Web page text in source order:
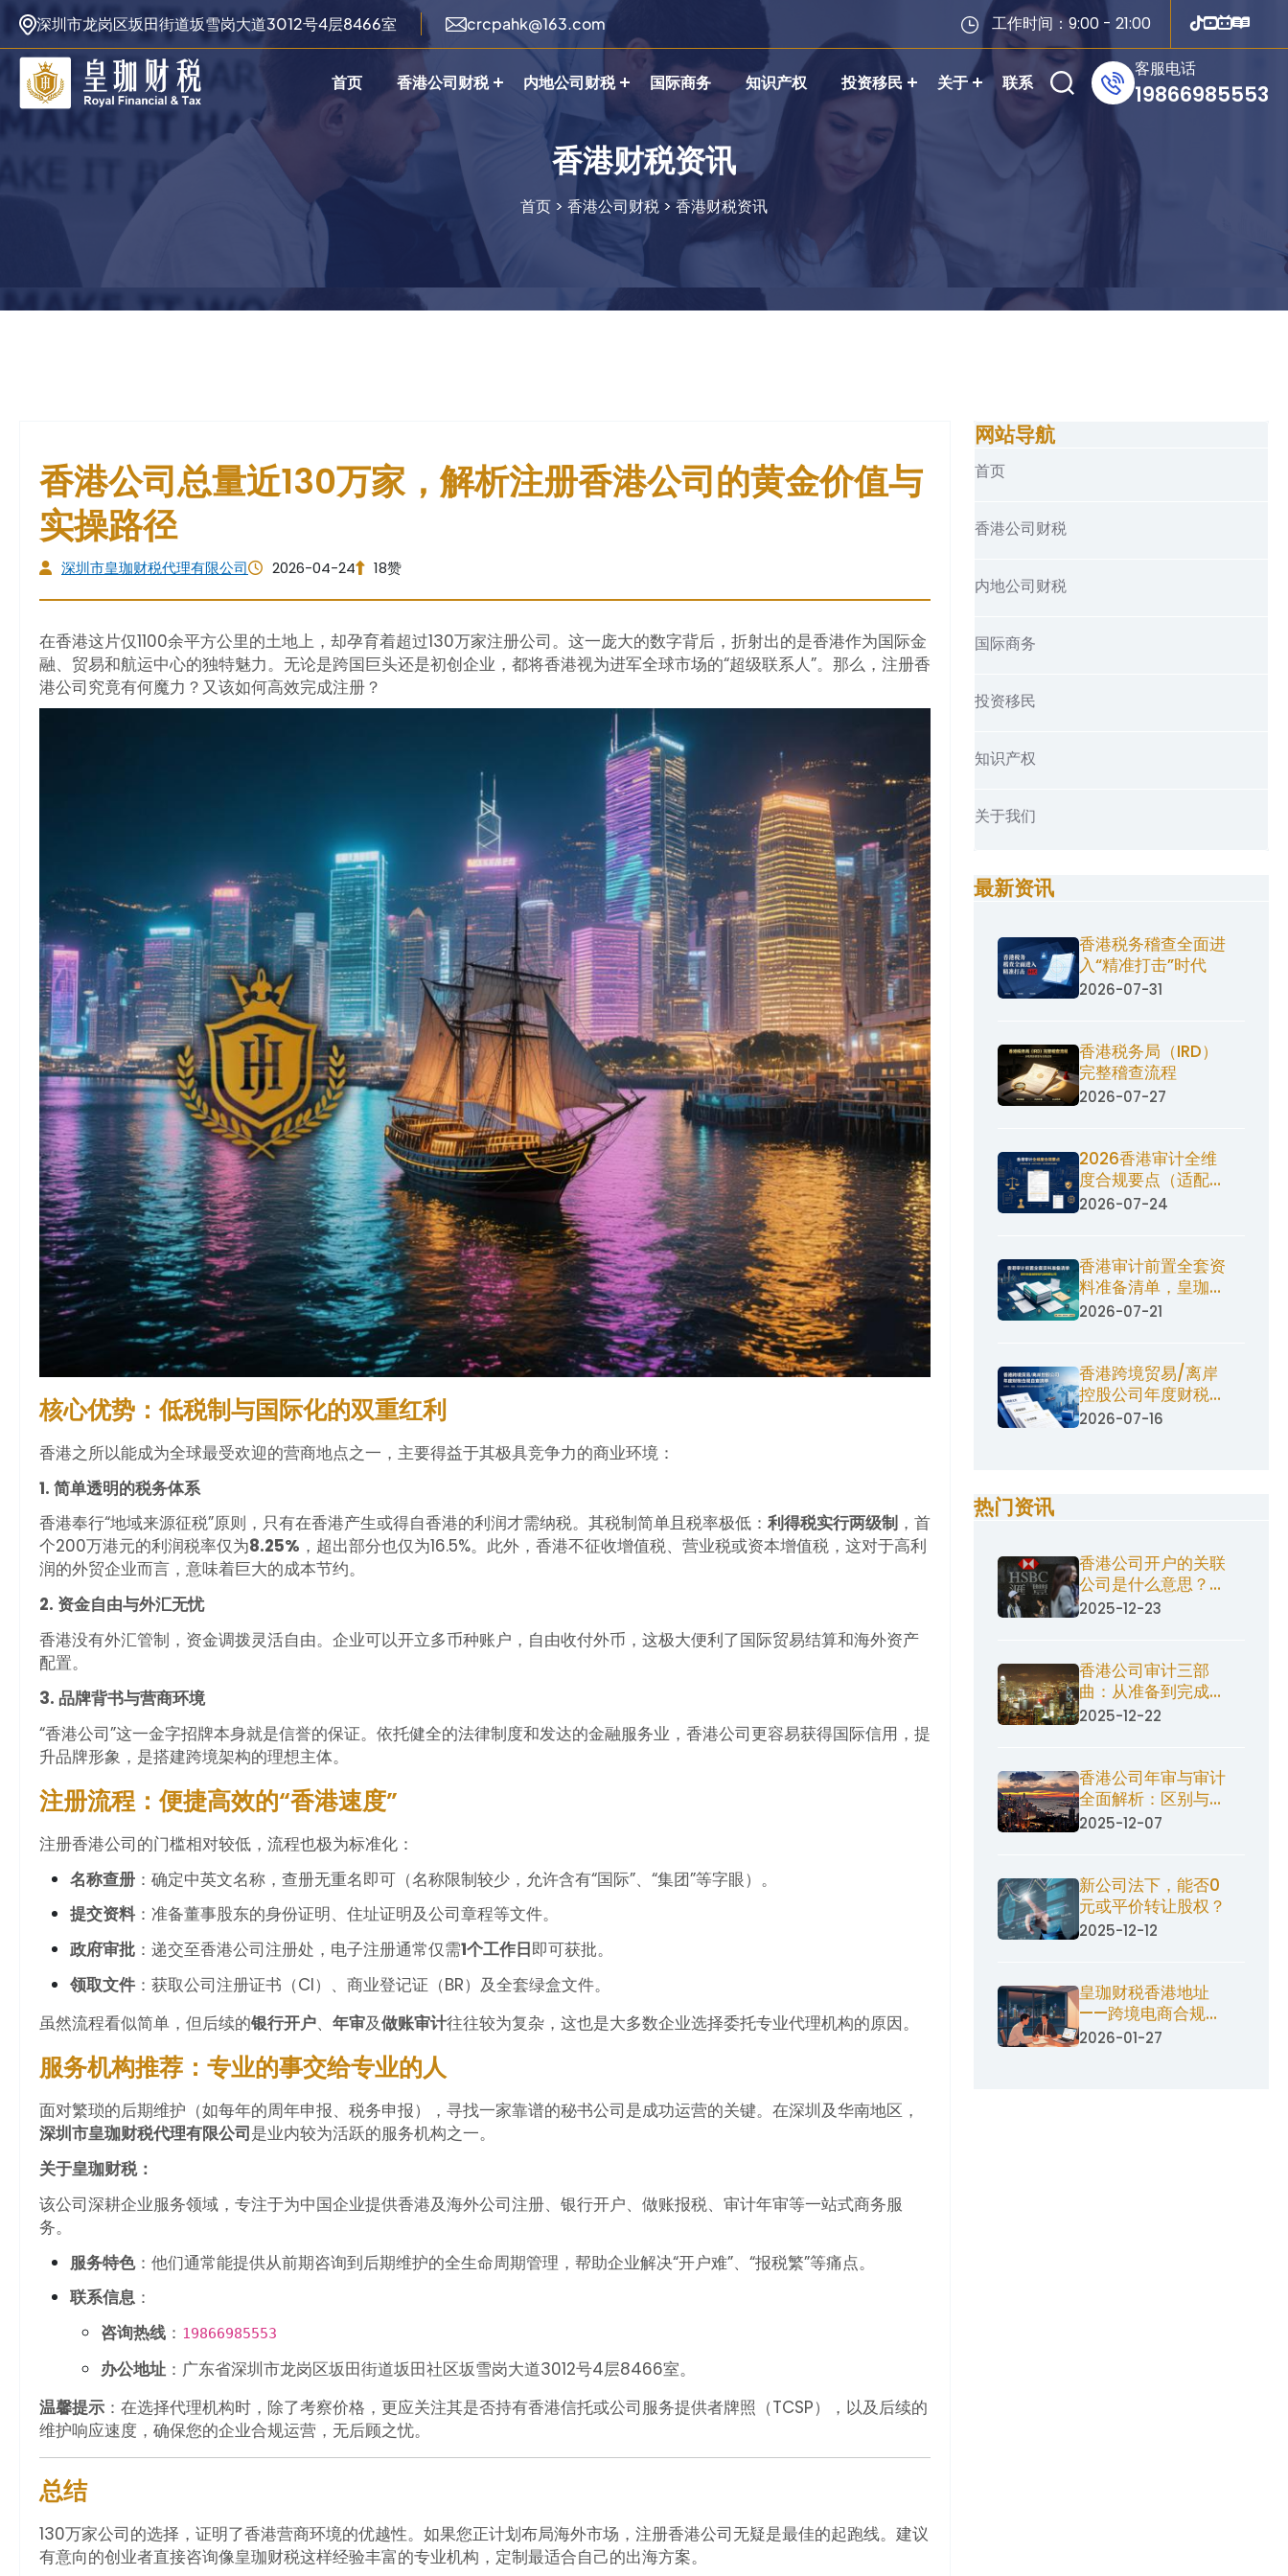
深圳市龙岗区坂田街道坂雪岗大道3012号4层8466室 crcpahk@163.com 工作时间：9:00 - 21:00
首页 香港公司财税 内地公司财税 国际商务 知识产权 投资移民 关于 联系
客服电话
19866985553
香港财税资讯
首页 > 香港公司财税 >香港财税资讯
香港公司总量近130万家，解析注册香港公司的黄金价值与
实操路径
深圳市皇珈财税代理有限公司 2026-04-24 18赞
在香港这片仅1100余平方公里的土地上，却孕育着超过130万家注册公司。这一庞大的数字背后，折射出的是香港作为国际金
融、贸易和航运中心的独特魅力。无论是跨国巨头还是初创企业，都将香港视为进军全球市场的“超级联系人”。那么，注册香
港公司究竟有何魔力？又该如何高效完成注册？
核心优势：低税制与国际化的双重红利
香港之所以能成为全球最受欢迎的营商地点之一，主要得益于其极具竞争力的商业环境：
1. 简单透明的税务体系
香港奉行“地域来源征税”原则，只有在香港产生或得自香港的利润才需纳税。其税制简单且税率极低： 利得税实行两级制 ，首
个200万港元的利润税率仅为8.25% ，超出部分也仅为16.5%。此外，香港不征收增值税、营业税或资本增值税，这对于高利
润的外贸企业而言，意味着巨大的成本节约。
2. 资金自由与外汇无忧
香港没有外汇管制，资金调拨灵活自由。企业可以开立多币种账户，自由收付外币，这极大便利了国际贸易结算和海外资产
配置。
3. 品牌背书与营商环境
“香港公司”这一金字招牌本身就是信誉的保证。依托健全的法律制度和发达的金融服务业，香港公司更容易获得国际信用，提
升品牌形象，是搭建跨境架构的理想主体。
注册流程：便捷高效的“香港速度”
注册香港公司的门槛相对较低，流程也极为标准化：
名称查册 ：确定中英文名称，查册无重名即可（名称限制较少，允许含有“国际”、“集团”等字眼）。
提交资料：准备董事股东的身份证明、住址证明及公司章程等文件。
政府审批 ：递交至香港公司注册处，电子注册通常仅需1个工作日即可获批。
领取文件 ：获取公司注册证书（CI）、商业登记证（BR）及全套绿盒文件。
虽然流程看似简单，但后续的银行开户、 年审及做账审计往往较为复杂，这也是大多数企业选择委托专业代理机构的原因。
服务机构推荐：专业的事交给专业的人
面对繁琐的后期维护（如每年的周年申报、税务申报），寻找一家靠谱的秘书公司是成功运营的关键。在深圳及华南地区，
深圳市皇珈财税代理有限公司是业内较为活跃的服务机构之一。
关于皇珈财税：
该公司深耕企业服务领域，专注于为中国企业提供香港及海外公司注册、银行开户、做账报税、审计年审等一站式商务服
务。
服务特色：他们通常能提供从前期咨询到后期维护的全生命周期管理，帮助企业解决“开户难”、“报税繁”等痛点。
联系信息 ：
咨询热线 ： 19866985553
办公地址：广东省深圳市龙岗区坂田街道坂田社区坂雪岗大道3012号4层8466室。
温馨提示 ：在选择代理机构时，除了考察价格，更应关注其是否持有香港信托或公司服务提供者牌照（TCSP），以及后续的
维护响应速度，确保您的企业合规运营，无后顾之忧。
总结
130万家公司的选择，证明了香港营商环境的优越性。如果您正计划布局海外市场，注册香港公司无疑是最佳的起跑线。建议
有意向的创业者直接咨询像皇珈财税这样经验丰富的专业机构，定制最适合自己的出海方案。
网站导航
首页
香港公司财税
内地公司财税
国际商务
投资移民
知识产权
关于我们
最新资讯
香港税务稽查全面进
入“精准打击”时代
2026-07-31
香港税务局（IRD）
完整稽查流程
2026-07-27
2026香港审计全维
度合规要点（适配
《公司条例》622
2026-07-24
香港审计前置全套资
料准备清单，皇珈财
税为您厘清
2026-07-21
香港跨境贸易/离岸
控股公司年度财税合
规自查清单（适配2
2026-07-16
热门资讯
香港公司开户的关联
公司是什么意思？必
须要提供吗？
2025-12-23
香港公司审计三部
曲：从准备到完成的
合规指南
2025-12-22
香港公司年审与审计
全面解析：区别与流
程一目了然
2025-12-07
新公司法下，能否0
元或平价转让股权？
2025-12-12
皇珈财税香港地址
——跨境电商合规运
营的基石
2026-01-27